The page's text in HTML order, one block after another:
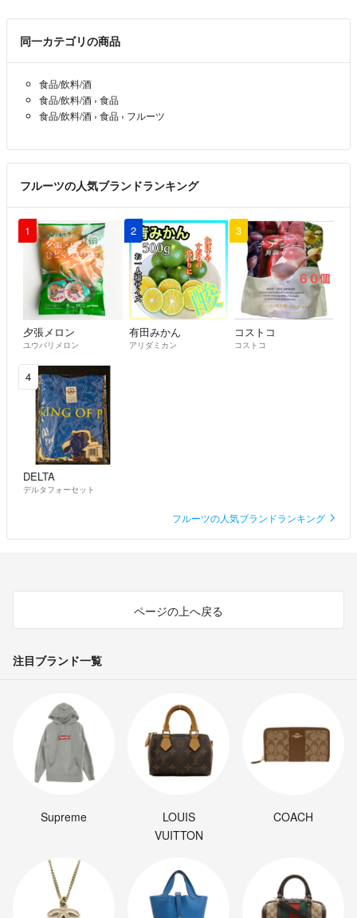
同一カテゴリの商品
食品/飲料/酒
食品/飲料/酒 › 食品
食品/飲料/酒 › 食品 › フルーツ
フルーツの人気ブランドランキング
1
夕張メロン
ユウバリメロン
2
有田みかん
アリダミカン
3
コストコ
コストコ
4
DELTA
デルタフォーセット
フルーツの人気ブランドランキング
ページの上へ戻る
注目ブランド一覧
Supreme
LOUIS
VUITTON
COACH